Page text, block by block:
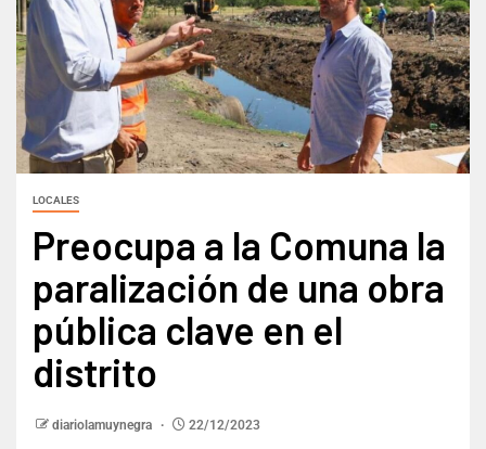
LOCALES
Preocupa a la Comuna la
paralización de una obra
pública clave en el
distrito
diariolamuynegra 22/12/2023